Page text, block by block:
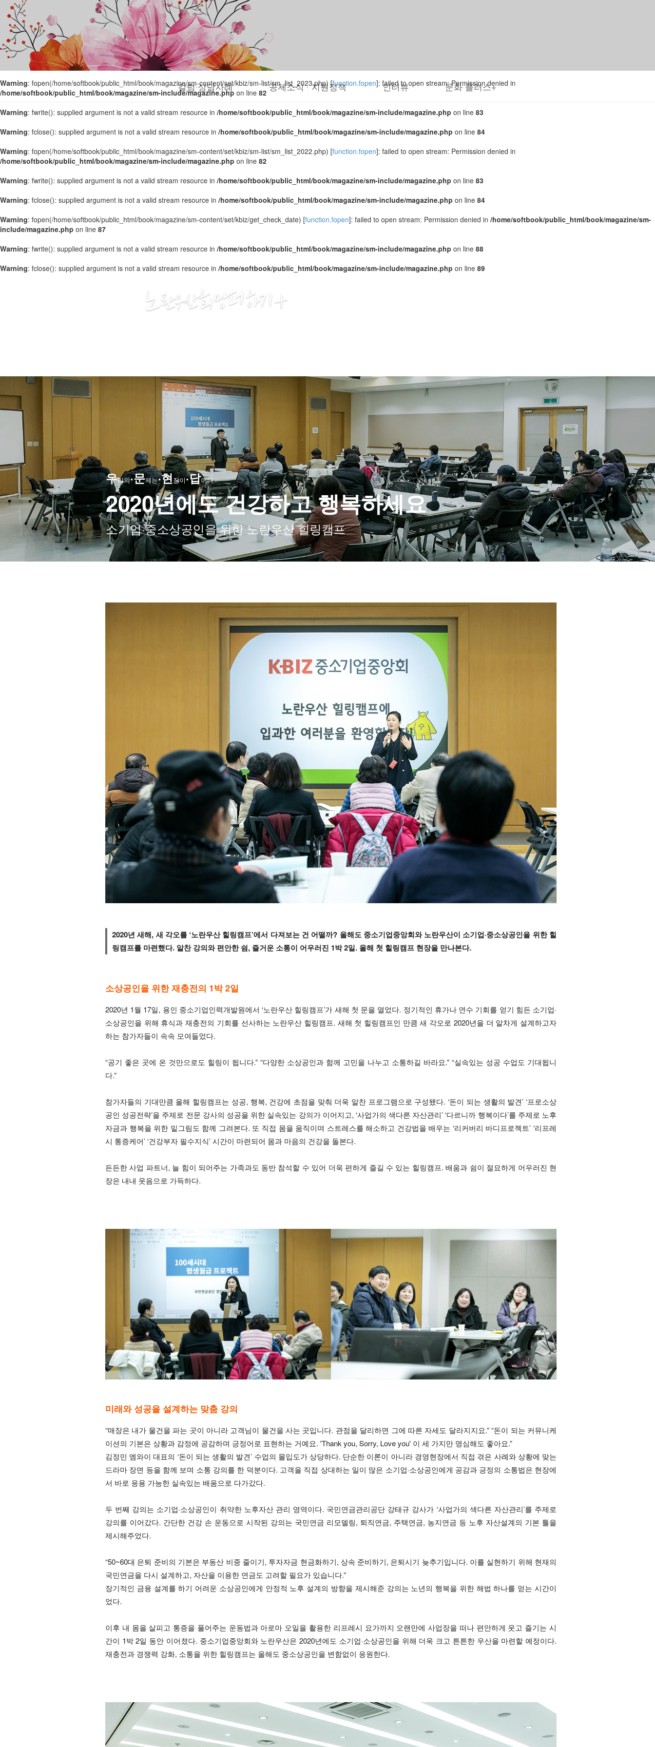
Warning : fopen(/home/softbook/public_html/book/magazine/sm-content/set/kbiz/sm-list/sm_list_2024.php) [
/home/softbook/public_html/book/magazine/sm-include/magazine.phpon line
Warning: fwrite(): supplied argument is not a valid stream resource in/home/softbook/public_html/book/magazine/sm-include/magazine.php
: fclose(): supplied argument is not a valid stream resource in/home/softbook/public_html/book/magazine/sm-include/magazine.php
Warning: fopen(/home/softbook/public_html/book/magazine/sm-content/set/kbiz/sm-list/sm_list_2023.php) [function.fopen]: failed to open stream: Permission denied in
/home/softbook/public_html/book/magazine/sm-include/magazine.php on line 82
Warning: fwrite(): supplied argument is not a valid stream resource in /home/softbook/public_html/book/magazine/sm-include/magazine.php on line 83
Warning: fclose(): supplied argument is not a valid stream resource in /home/softbook/public_html/book/magazine/sm-include/magazine.php on line 84
Warning: fopen(/home/softbook/public_html/book/magazine/sm-content/set/kbiz/sm-list/sm_list_2022.php) [function.fopen]: failed to open stream: Permission denied in
/home/softbook/public_html/book/magazine/sm-include/magazine.php on line 82
Warning: fwrite(): supplied argument is not a valid stream resource in /home/softbook/public_html/book/magazine/sm-include/magazine.php on line 83
Warning: fclose(): supplied argument is not a valid stream resource in /home/softbook/public_html/book/magazine/sm-include/magazine.php on line 84
Warning: fopen(/home/softbook/public_html/book/magazine/sm-content/set/kbiz/get_check_date) [function.fopen]: failed to open stream: Permission denied in /home/softbook/public_html/book/magazine/sm-
include/magazine.php on line 87
Warning: fwrite(): supplied argument is not a valid stream resource in /home/softbook/public_html/book/magazine/sm-include/magazine.php on line 88
Warning: fclose(): supplied argument is not a valid stream resource in /home/softbook/public_html/book/magazine/sm-include/magazine.php on line 89
칼럼·상담사례 공제소식 · 지원정책 인터뷰 문화 플러스+
우리의·문제는·현장이·답이다
2020년에도 건강하고 행복하세요
소기업·중소상공인을 위한 노란우산 힐링캠프
2020년 새해, 새 각오를 ‘노란우산 힐링캠프’에서 다져보는 건 어떨까? 올해도 중소기업중앙회와 노란우산이 소기업·중소상공인을 위한 힐
링캠프를 마련했다. 알찬 강의와 편안한 쉼, 즐거운 소통이 어우러진 1박 2일. 올해 첫 힐링캠프 현장을 만나본다.
소상공인을 위한 재충전의 1박 2일
2020년 1월 17일, 용인 중소기업인력개발원에서 ‘노란우산 힐링캠프’가 새해 첫 문을 열었다. 정기적인 휴가나 연수 기회를 얻기 힘든 소기업·
소상공인을 위해 휴식과 재충전의 기회를 선사하는 노란우산 힐링캠프. 새해 첫 힐링캠프인 만큼 새 각오로 2020년을 더 알차게 설계하고자
하는 참가자들이 속속 모여들었다.
“공기 좋은 곳에 온 것만으로도 힐링이 됩니다.” “다양한 소상공인과 함께 고민을 나누고 소통하길 바라요.” “실속있는 성공 수업도 기대됩니
다.”
참가자들의 기대만큼 올해 힐링캠프는 성공, 행복, 건강에 초점을 맞춰 더욱 알찬 프로그램으로 구성됐다. ‘돈이 되는 생활의 발견’ ‘프로소상
공인 성공전략’을 주제로 전문 강사의 성공을 위한 실속있는 강의가 이어지고, ‘사업가의 색다른 자산관리’ ‘다르니까 행복이다’를 주제로 노후
자금과 행복을 위한 밑그림도 함께 그려본다. 또 직접 몸을 움직이며 스트레스를 해소하고 건강법을 배우는 ‘리커버리 바디프로젝트’ ‘리프레
시 통증케어’ ‘건강부자 필수지식’ 시간이 마련되어 몸과 마음의 건강을 돌본다.
든든한 사업 파트너, 늘 힘이 되어주는 가족과도 동반 참석할 수 있어 더욱 편하게 즐길 수 있는 힐링캠프. 배움과 쉼이 절묘하게 어우러진 현
장은 내내 웃음으로 가득하다.
미래와 성공을 설계하는 맞춤 강의
“매장은 내가 물건을 파는 곳이 아니라 고객님이 물건을 사는 곳입니다. 관점을 달리하면 그에 따른 자세도 달라지지요.” “돈이 되는 커뮤니케
이션의 기본은 상황과 감정에 공감하며 긍정어로 표현하는 거예요. 'Thank you, Sorry, Love you' 이 세 가지만 명심해도 좋아요.”
김정민 엠와이 대표의 ‘돈이 되는 생활의 발견’ 수업의 몰입도가 상당하다. 단순한 이론이 아니라 경영현장에서 직접 겪은 사례와 상황에 맞는
드라마 장면 등을 함께 보며 소통 강의를 한 덕분이다. 고객을 직접 상대하는 일이 많은 소기업·소상공인에게 공감과 긍정의 소통법은 현장에
서 바로 응용 가능한 실속있는 배움으로 다가갔다.
두 번째 강의는 소기업·소상공인이 취약한 노후자산 관리 영역이다. 국민연금관리공단 강태규 강사가 ‘사업가의 색다른 자산관리’를 주제로
강의를 이어갔다. 간단한 건강 손 운동으로 시작된 강의는 국민연금 리모델링, 퇴직연금, 주택연금, 농지연금 등 노후 자산설계의 기본 틀을
제시해주었다.
“50~60대 은퇴 준비의 기본은 부동산 비중 줄이기, 투자자금 현금화하기, 상속 준비하기, 은퇴시기 늦추기입니다. 이를 실현하기 위해 현재의
국민연금을 다시 설계하고, 자산을 이용한 연금도 고려할 필요가 있습니다.”
장기적인 금융 설계를 하기 어려운 소상공인에게 안정적 노후 설계의 방향을 제시해준 강의는 노년의 행복을 위한 해법 하나를 얻는 시간이
었다.
이후 내 몸을 살피고 통증을 풀어주는 운동법과 아로마 오일을 활용한 리프레시 요가까지 오랜만에 사업장을 떠나 편안하게 웃고 즐기는 시
간이 1박 2일 동안 이어졌다. 중소기업중앙회와 노란우산은 2020년에도 소기업·소상공인을 위해 더욱 크고 튼튼한 우산을 마련할 예정이다.
재충전과 경쟁력 강화, 소통을 위한 힐링캠프는 올해도 중소상공인을 변함없이 응원한다.